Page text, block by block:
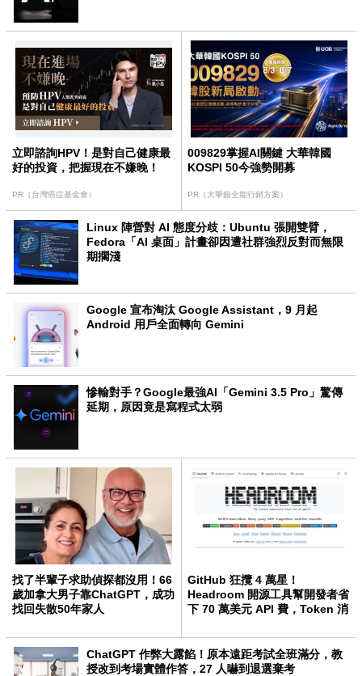
立即諮詢HPV！是對自己健康最
好的投資，把握現在不嫌晚！
PR（台灣癌症基金會）
009829掌握AI關鍵 大華韓國
KOSPI 50今強勢開募
PR（大華銀全能行銷方案）
Linux 陣營對 AI 態度分歧：Ubuntu 張開雙臂，
Fedora「AI 桌面」計畫卻因遭社群強烈反對而無限
期擱淺
Google 宣布淘汰 Google Assistant，9 月起
Android 用戶全面轉向 Gemini
慘輸對手？Google最強AI「Gemini 3.5 Pro」驚傳
延期，原因竟是寫程式太弱
找了半輩子求助偵探都沒用！66
歲加拿大男子靠ChatGPT，成功
找回失散50年家人
GitHub 狂攬 4 萬星！
Headroom 開源工具幫開發者省
下 70 萬美元 API 費，Token 消
ChatGPT 作弊大露餡！原本遠距考試全班滿分，教
授改到考場實體作答，27 人嚇到退選棄考